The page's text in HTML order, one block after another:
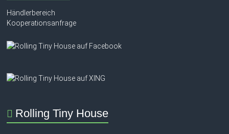
Händlerbereich
Kooperationsanfrage
Rolling Tiny House